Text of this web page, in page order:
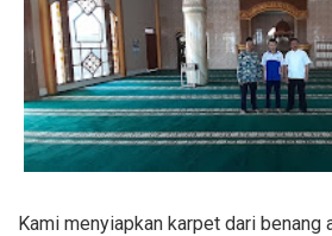
Kami menyiapkan karpet dari benang